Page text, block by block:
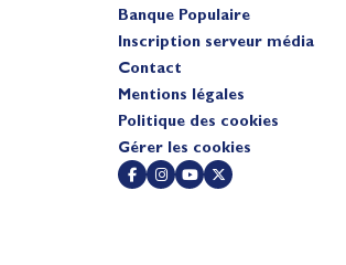
Banque Populaire
Inscription serveur média
Contact
Mentions légales
Politique des cookies
Gérer les cookies